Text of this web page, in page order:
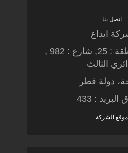
اتصل بنا
ايداع
مبنى : 44, منطقة : 25, شارع : 982 ,
الثالث
دولة قطر
: 433
موقع الشركة